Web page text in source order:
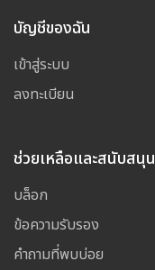
บัญชีของฉัน
เข้าสู่ระบบ
ลงทะเบียน
ช่วยเหลือและสนับสนุน
บล็อก
ข้อความรับรอง
คำถามที่พบบ่อย